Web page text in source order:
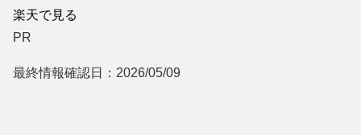
楽天で見る
PR
最終情報確認日：2026/05/09